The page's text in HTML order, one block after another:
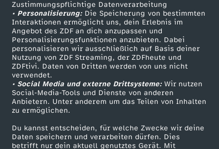
Zustimmungspflichtige Datenverarbeitung
• Personalisierung:Die Speicherung von bestimmten
Interaktionen ermöglicht uns, dein Erlebnis im
Angebot des ZDF an dich anzupassen und
Personalisierungsfunktionen anzubieten. Dabei
personalisieren wir ausschließlich auf Basis deiner
Nutzung von ZDF Streaming, der ZDFheute und
ZDFtivi. Daten von Dritten werden von uns nicht
verwendet.
• Social Media und externe Drittsysteme:Wir nutzen
Social-Media-Tools und Dienste von anderen
Anbietern. Unter anderem um das Teilen von Inhalten
zu ermöglichen.
Du kannst entscheiden, für welche Zwecke wir deine
Daten speichern und verarbeiten dürfen. Dies
betrifft nur dein aktuell genutztes Gerät. Mit
Livestreams
Sendungen A-Z
TV-Programm
Zuschauerservice
Hilfe
ZDF Unternehmen
Karriere
ZDF goes Schule